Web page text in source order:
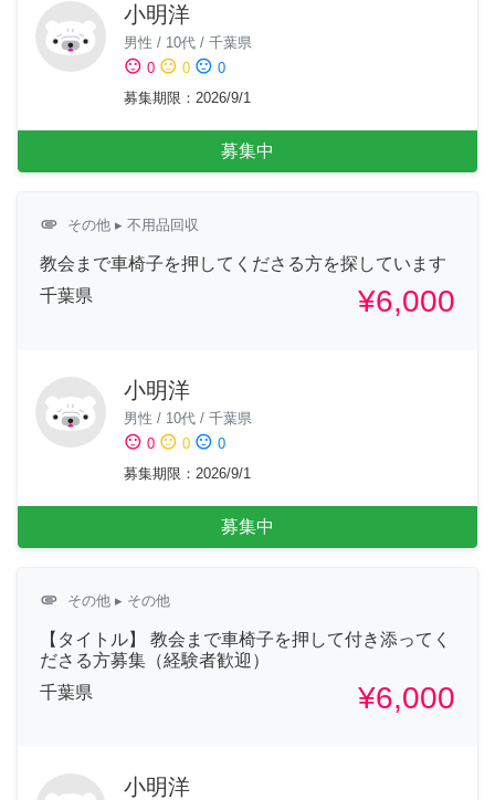
小明洋
男性 / 10代 / 千葉県
sentiment_satisfied 0 sentiment_neutral 0 sentiment_dissatisfied 0
募集期限 ： 2026/9/1
募集中
attachment その他 ▸ 不用品回収
教会まで車椅子を押してくださる方を探しています
千葉県
¥6,000
小明洋
男性 / 10代 / 千葉県
sentiment_satisfied 0 sentiment_neutral 0 sentiment_dissatisfied 0
募集期限 ： 2026/9/1
募集中
attachment その他 ▸ その他
【タイトル】 教会まで車椅子を押して付き添ってく
ださる方募集（経験者歓迎）
千葉県
¥6,000
小明洋